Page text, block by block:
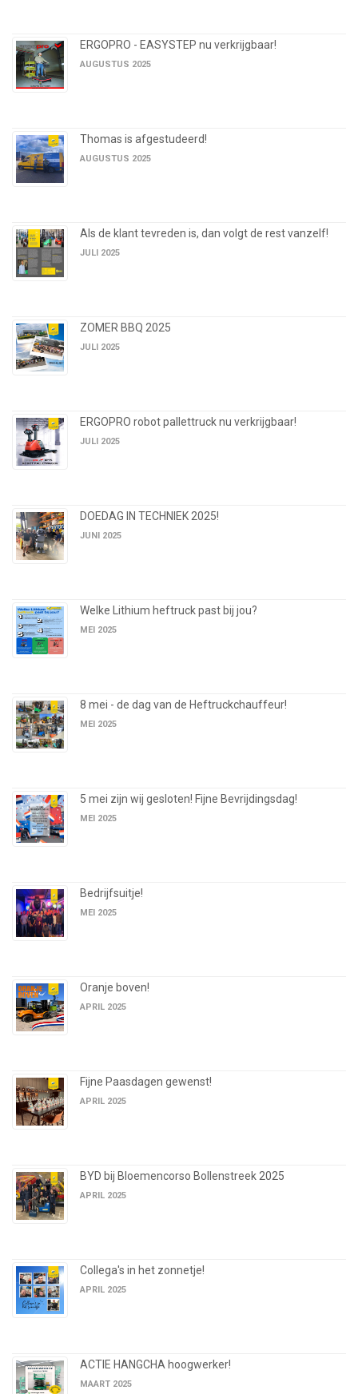
ERGOPRO - EASYSTEP nu verkrijgbaar!
AUGUSTUS 2025
Thomas is afgestudeerd!
AUGUSTUS 2025
Als de klant tevreden is, dan volgt de rest vanzelf!
JULI 2025
ZOMER BBQ 2025
JULI 2025
ERGOPRO robot pallettruck nu verkrijgbaar!
JULI 2025
DOEDAG IN TECHNIEK 2025!
JUNI 2025
Welke Lithium heftruck past bij jou?
MEI 2025
8 mei - de dag van de Heftruckchauffeur!
MEI 2025
5 mei zijn wij gesloten! Fijne Bevrijdingsdag!
MEI 2025
Bedrijfsuitje!
MEI 2025
Oranje boven!
APRIL 2025
Fijne Paasdagen gewenst!
APRIL 2025
BYD bij Bloemencorso Bollenstreek 2025
APRIL 2025
Collega's in het zonnetje!
APRIL 2025
ACTIE HANGCHA hoogwerker!
MAART 2025